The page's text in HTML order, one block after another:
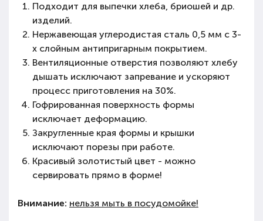
Подходит для выпечки хлеба, бриошей и др.
изделий.
Нержавеющая углеродистая сталь 0,5 мм с 3-
х слойным антипригарным покрытием.
Вентиляционные отверстия позволяют хлебу
дышать исключают запревание и ускоряют
процесс приготовления на 30%.
Гофрированная поверхность формы
исключает деформацию.
Закругленные края формы и крышки
исключают порезы при работе.
Красивый золотистый цвет - можно
сервировать прямо в форме!
Внимание: нельзя мыть в посудомойке!